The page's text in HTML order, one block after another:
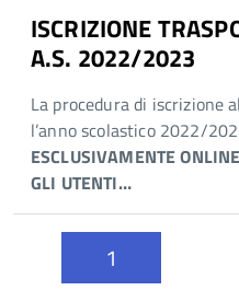
ISCRIZIONE
A.S. 2022/2023
La procedura di iscrizione
l’anno scolastico 2022/
ESCLUSIVAMENTE
GLI UTENTI…
1